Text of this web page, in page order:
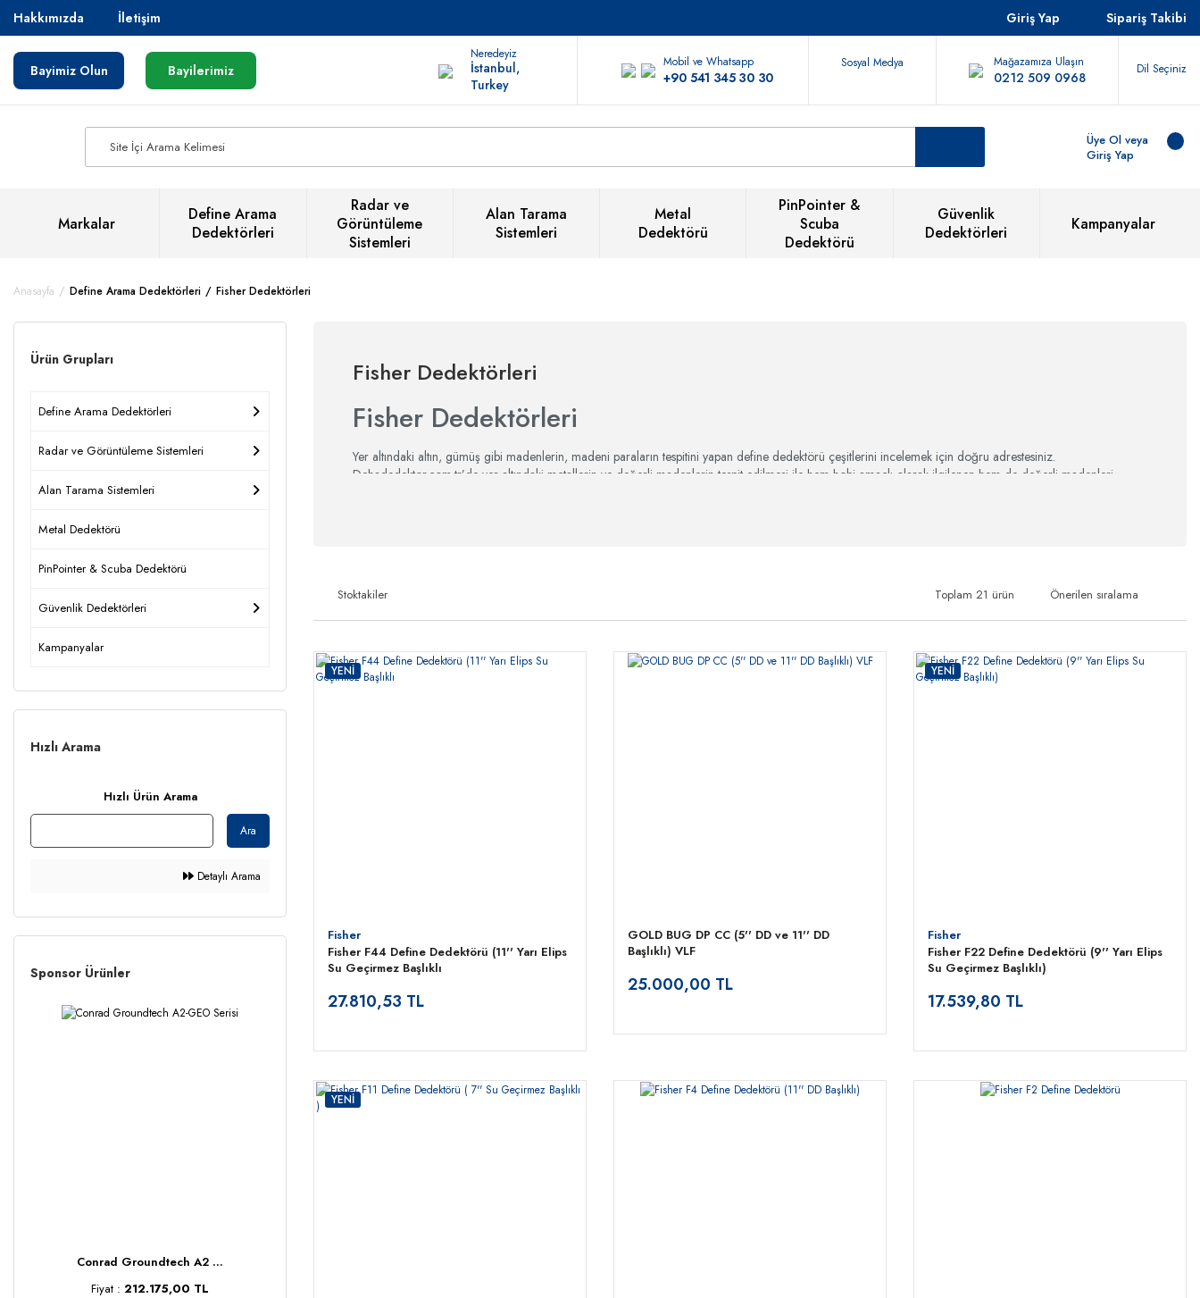
Hakkımızda İletişim Giriş Yap Sipariş Takibi
Bayimiz Olun Bayilerimiz
Neredeyiz
İstanbul,
Turkey
Mobil ve Whatsapp
+90 541 345 30 30
Sosyal Medya Mağazamıza Ulaşın
0212 509 0968 Dil Seçiniz
Üye Ol veya
Giriş Yap
Markalar
Define Arama
Dedektörleri
Radar ve
Görüntüleme
Sistemleri
Alan Tarama
Sistemleri
Metal
Dedektörü
PinPointer &
Scuba
Dedektörü
Güvenlik
Dedektörleri
Kampanyalar
Anasayfa Define Arama Dedektörleri Fisher Dedektörleri
Ürün Grupları
Define Arama Dedektörleri
Radar ve Görüntüleme Sistemleri
Alan Tarama Sistemleri
Metal Dedektörü
PinPointer & Scuba Dedektörü
Güvenlik Dedektörleri
Kampanyalar
Hızlı Arama
Hızlı Ürün Arama
Ara
Detaylı Arama
Sponsor Ürünler
Conrad Groundtech A2 ...
Fiyat : 212.175,00 TL
Fisher Dedektörleri
Fisher Dedektörleri
Yer altındaki altın, gümüş gibi madenlerin, madeni paraların tespitini yapan define dedektörü çeşitlerini incelemek için doğru adrestesiniz.
Dehadedektor.com.tr’de yer altındaki metallerin ve değerli madenlerin tespit edilmesi ile hem hobi amaçlı olarak ilgilenen hem de değerli madenleri
Stoktakiler Toplam 21 ürün
YENİ
Fisher
Fisher F44 Define Dedektörü (11'' Yarı Elips
Su Geçirmez Başlıklı
27.810,53 TL
GOLD BUG DP CC (5'' DD ve 11'' DD
Başlıklı) VLF
25.000,00 TL
YENİ
Fisher
Fisher F22 Define Dedektörü (9'' Yarı Elips
Su Geçirmez Başlıklı)
17.539,80 TL
YENİ